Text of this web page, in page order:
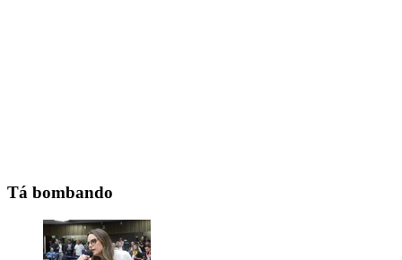
Tá bombando